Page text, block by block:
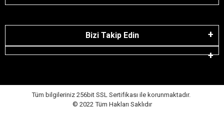
Bizi Takip Edin
Tüm bilgileriniz 256bit SSL Sertifikası ile korunmaktadır.
© 2022 Tüm Hakları Saklıdır